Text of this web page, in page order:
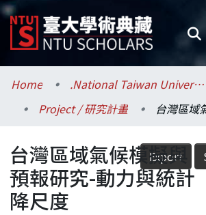
Communities & Collections
Research Outputs
Fundings & Projects
Researchers
Home
.National Taiwan University / 國立臺灣大學
Project / 研究計畫
Export
台灣區域氣候模擬與
預報研究-動力與統計
降尺度